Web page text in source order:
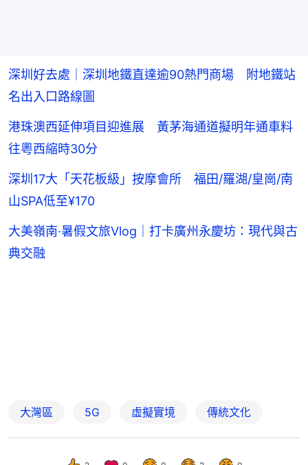
深圳好去處｜深圳地鐵直達逾90熱門商場 附地鐵站
名出入口路線圖
港珠澳西延伸項目迎進展 黃茅海通道擬明年通車料
往粵西縮時30分
深圳17大「天花板級」按摩會所 福田/羅湖/皇崗/南
山SPA低至¥170
大美嶺南·暑假文旅Vlog｜打卡廣州永慶坊：現代與古
典交融
大灣區 5G 虛擬實境 傳統文化